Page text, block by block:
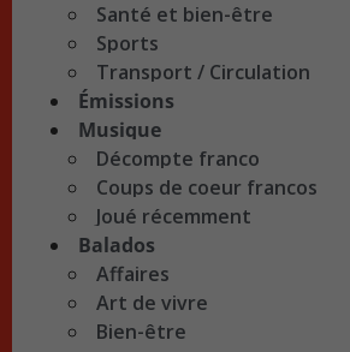
Santé et bien-être
Sports
Transport / Circulation
Émissions
Musique
Décompte franco
Coups de coeur francos
Joué récemment
Balados
Affaires
Art de vivre
Bien-être